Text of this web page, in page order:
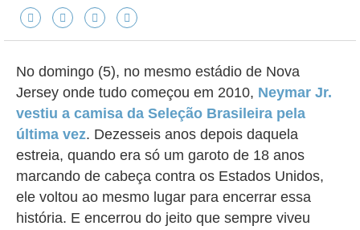
No domingo (5), no mesmo estádio de Nova
Jersey onde tudo começou em 2010, Neymar Jr.
vestiu a camisa da Seleção Brasileira pela
última vez. Dezesseis anos depois daquela
estreia, quando era só um garoto de 18 anos
marcando de cabeça contra os Estados Unidos,
ele voltou ao mesmo lugar para encerrar essa
história. E encerrou do jeito que sempre viveu